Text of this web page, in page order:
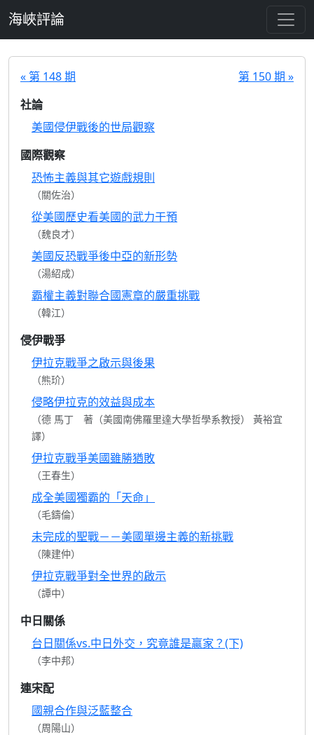
海峽評論
« 第 148 期
第 150 期 »
社論
美國侵伊戰後的世局觀察
國際觀察
恐怖主義與其它遊戲規則
（關佐治）
從美國歷史看美國的武力干預
（魏良才）
美國反恐戰爭後中亞的新形勢
（湯紹成）
霸權主義對聯合國憲章的嚴重挑戰
（韓江）
侵伊戰爭
伊拉克戰爭之啟示與後果
（熊玠）
侵略伊拉克的效益與成本
（德 馬丁 著（美國南佛羅里達大學哲學系教授） 黃裕宜
譯）
伊拉克戰爭美國雖勝猶敗
（王春生）
成全美國獨霸的「天命」
（毛鑄倫）
未完成的聖戰－－美國單邊主義的新挑戰
（陳建仲）
伊拉克戰爭對全世界的啟示
（譚中）
中日關係
台日關係vs.中日外交，究竟誰是贏家？(下)
（李中邦）
連宋配
國親合作與泛藍整合
（周陽山）